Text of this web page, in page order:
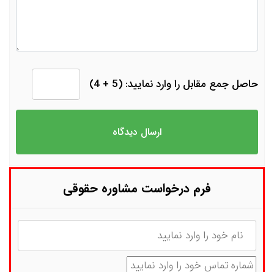
حاصل جمع مقابل را وارد نمایید: (5 + 4)
فرم درخواست مشاوره حقوقی
نام
شماره تماس